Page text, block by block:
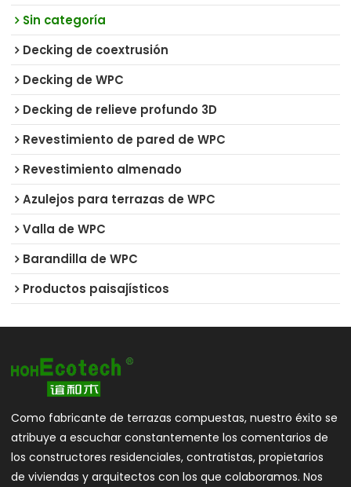
Sin categoría
Decking de coextrusión
Decking de WPC
Decking de relieve profundo 3D
Revestimiento de pared de WPC
Revestimiento almenado
Azulejos para terrazas de WPC
Valla de WPC
Barandilla de WPC
Productos paisajísticos
Como fabricante de terrazas compuestas, nuestro éxito se
atribuye a escuchar constantemente los comentarios de
los constructores residenciales, contratistas, propietarios
de viviendas y arquitectos con los que colaboramos. Nos